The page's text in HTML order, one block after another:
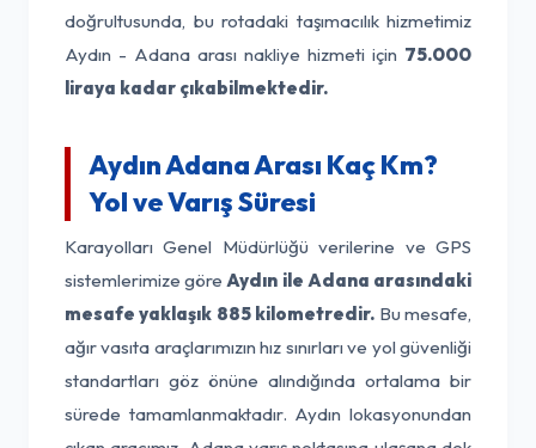
doğrultusunda, bu rotadaki taşımacılık hizmetimiz
Aydın - Adana arası nakliye hizmeti için 75.000
liraya kadar çıkabilmektedir.
Aydın Adana Arası Kaç Km?
Yol ve Varış Süresi
Karayolları Genel Müdürlüğü verilerine ve GPS
sistemlerimize göreAydın ile Adana arasındaki
mesafe yaklaşık 885 kilometredir. Bu mesafe,
ağır vasıta araçlarımızın hız sınırları ve yol güvenliği
standartları göz önüne alındığında ortalama bir
sürede tamamlanmaktadır. Aydın lokasyonundan